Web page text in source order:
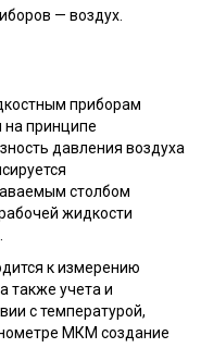
— воздух.
приборам
принципе
давления воздуха
столбом
жидкости
к измерению
также учета и
с температурой,
МКМ создание